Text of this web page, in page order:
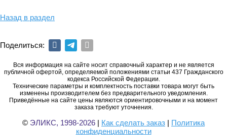
Назад в раздел
Поделиться:
Вся информация на сайте носит справочный характер и не является
публичной офертой, определяемой положениями статьи 437 Гражданского
кодекса Российской Федерации.
Технические параметры и комплектность поставки товара могут быть
изменены производителем без предварительного уведомления.
Приведённые на сайте цены являются ориентировочными и на момент
заказа требуют уточнения.
© ЭЛИКС, 1998-2026 | Как сделать заказ | Политика
конфиденциальности